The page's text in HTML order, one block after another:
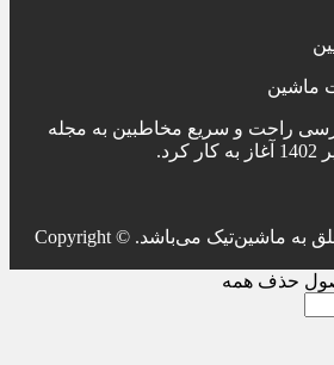
ماشین
راحت و سریع مخاطبین به مجله
به ماشین‌تیک می‌باشد. Copyright ©
حذف همه